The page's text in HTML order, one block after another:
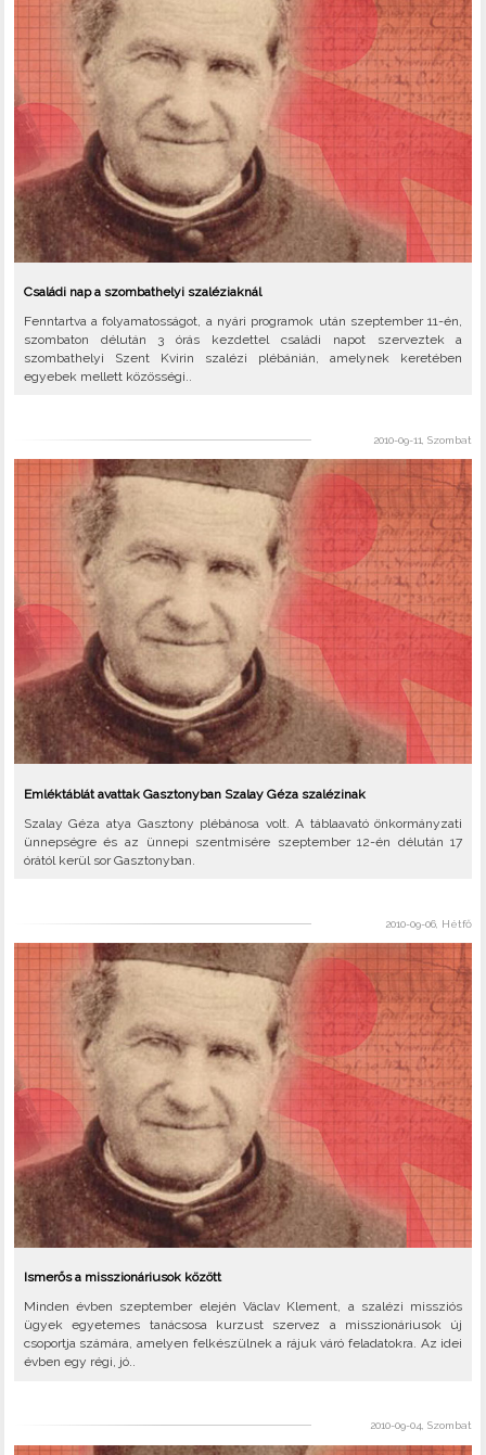
Családi nap a szombathelyi szaléziaknál
Fenntartva a folyamatosságot, a nyári programok után szeptember 11-én,
szombaton délután 3 órás kezdettel családi napot szerveztek a
szombathelyi Szent Kvirin szalézi plébánián, amelynek keretében
egyebek mellett közösségi..
2010-09-11, Szombat
Emléktáblát avattak Gasztonyban Szalay Géza szalézinak
Szalay Géza atya Gasztony plébánosa volt. A táblaavató önkormányzati
ünnepségre és az ünnepi szentmisére szeptember 12-én délután 17
órától kerül sor Gasztonyban.
2010-09-06, Hétfő
Ismerős a misszionáriusok között
Minden évben szeptember elején Václav Klement, a szalézi missziós
ügyek egyetemes tanácsosa kurzust szervez a misszionáriusok új
csoportja számára, amelyen felkészülnek a rájuk váró feladatokra. Az idei
évben egy régi, jó..
2010-09-04, Szombat